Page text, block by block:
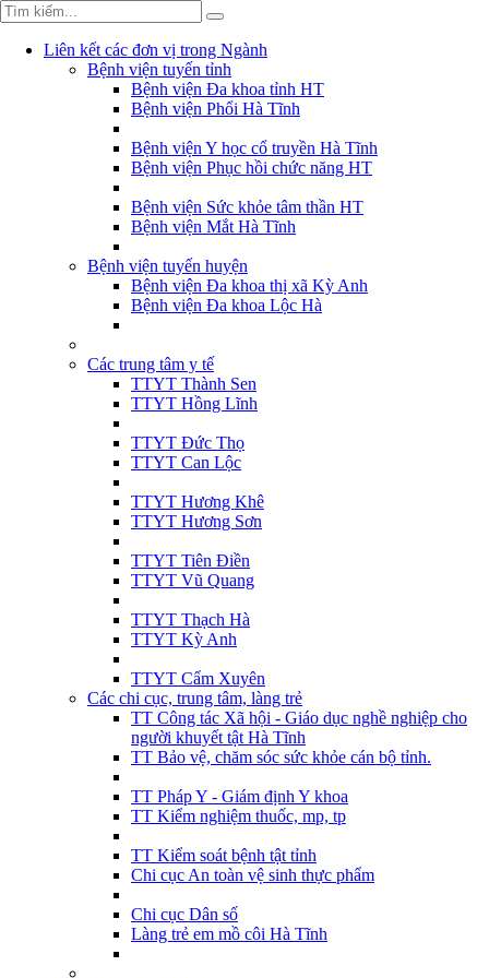
Liên kết các đơn vị trong Ngành
Bệnh viện tuyến tỉnh
Bệnh viện Đa khoa tỉnh HT
Bệnh viện Phổi Hà Tĩnh
Bệnh viện Y học cổ truyền Hà Tĩnh
Bệnh viện Phục hồi chức năng HT
Bệnh viện Sức khỏe tâm thần HT
Bệnh viện Mắt Hà Tĩnh
Bệnh viện tuyến huyện
Bệnh viện Đa khoa thị xã Kỳ Anh
Bệnh viện Đa khoa Lộc Hà
Các trung tâm y tế
TTYT Thành Sen
TTYT Hồng Lĩnh
TTYT Đức Thọ
TTYT Can Lộc
TTYT Hương Khê
TTYT Hương Sơn
TTYT Tiên Điền
TTYT Vũ Quang
TTYT Thạch Hà
TTYT Kỳ Anh
TTYT Cẩm Xuyên
Các chi cục, trung tâm, làng trẻ
TT Công tác Xã hội - Giáo dục nghề nghiệp cho
người khuyết tật Hà Tĩnh
TT Bảo vệ, chăm sóc sức khỏe cán bộ tỉnh.
TT Pháp Y - Giám định Y khoa
TT Kiểm nghiệm thuốc, mp, tp
TT Kiểm soát bệnh tật tỉnh
Chi cục An toàn vệ sinh thực phẩm
Chi cục Dân số
Làng trẻ em mồ côi Hà Tĩnh